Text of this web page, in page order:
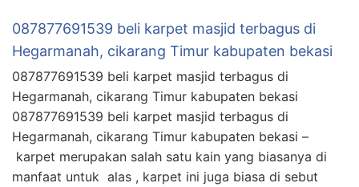
087877691539 beli karpet masjid terbagus di
Hegarmanah, cikarang Timur kabupaten bekasi
087877691539 beli karpet masjid terbagus di
Hegarmanah, cikarang Timur kabupaten bekasi
087877691539 beli karpet masjid terbagus di
Hegarmanah, cikarang Timur kabupaten bekasi –
karpet merupakan salah satu kain yang biasanya di
manfaat untuk alas , karpet ini juga biasa di sebut